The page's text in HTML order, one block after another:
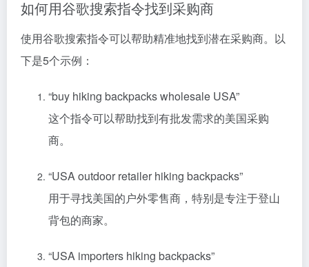
如何用谷歌搜索指令找到采购商
使用谷歌搜索指令可以帮助精准地找到潜在采购商。以
下是5个示例：
“buy hiking backpacks wholesale USA”
这个指令可以帮助找到有批发需求的美国采购
商。
“USA outdoor retailer hiking backpacks”
用于寻找美国的户外零售商，特别是专注于登山
背包的商家。
“USA importers hiking backpacks”